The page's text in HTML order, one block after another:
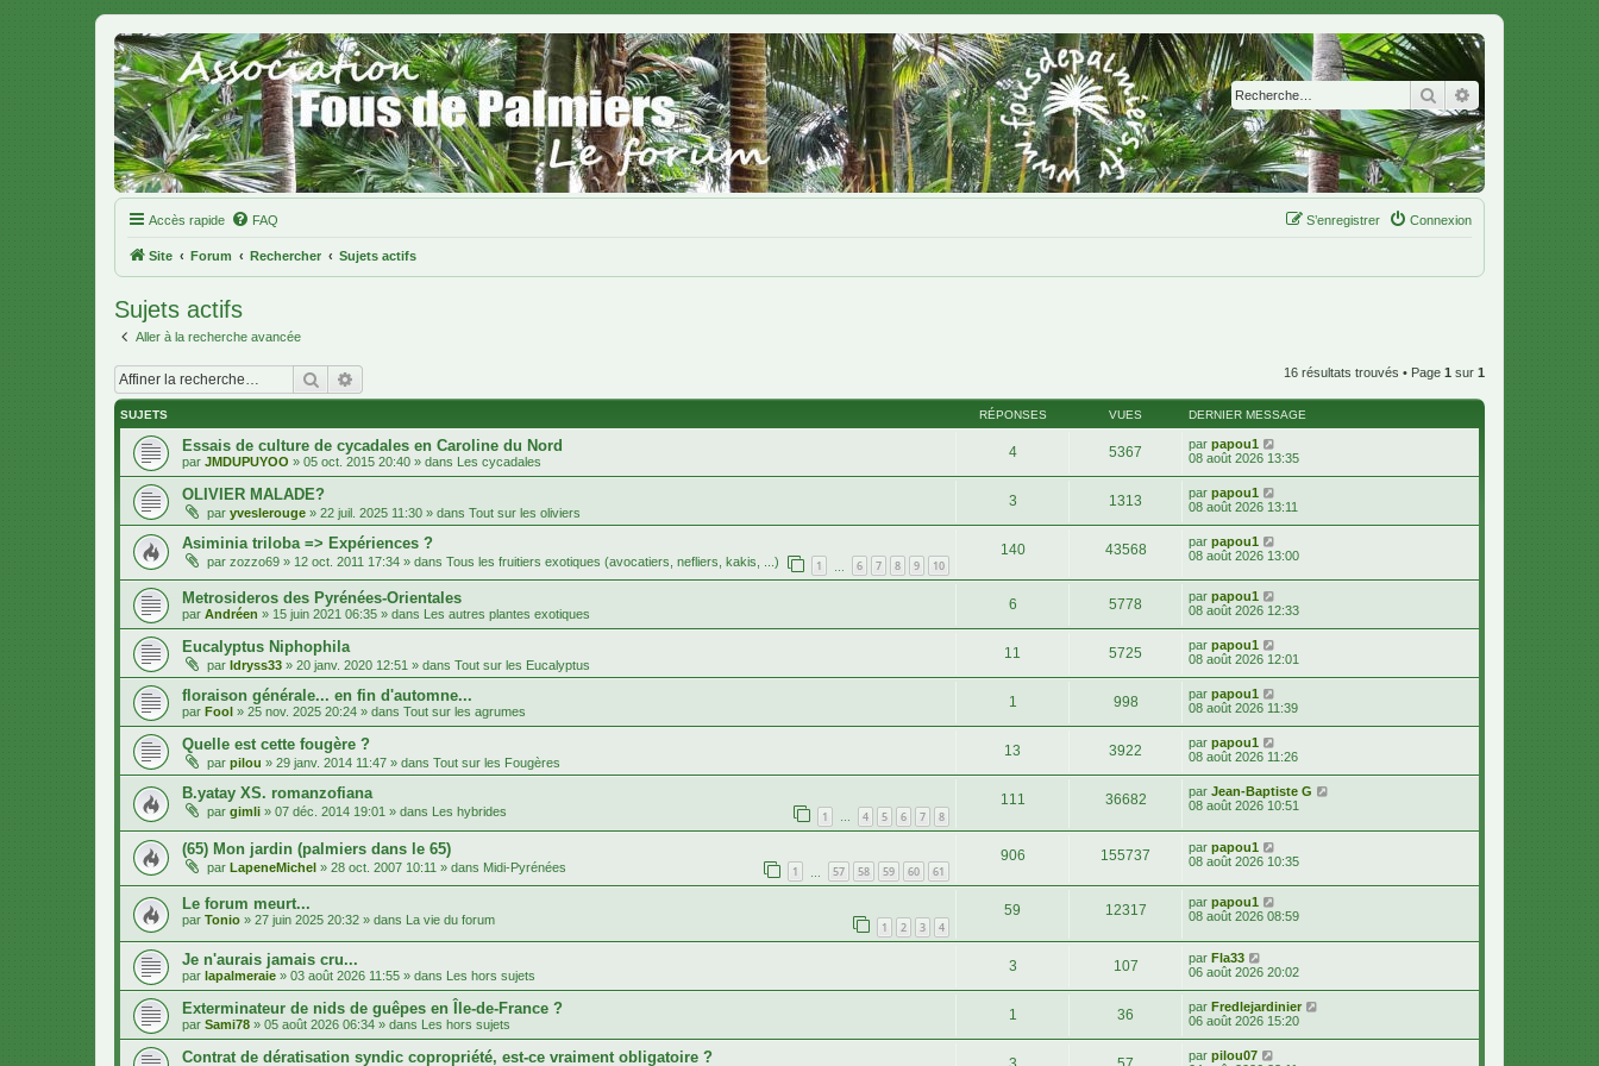
Rechercher
Accès rapide FAQ Connexion
S’enregistrer
Site Forum Rechercher Sujets actifs
Sujets actifs
Aller à la recherche avancée
Rechercher 16 résultats trouvés • Page 1 sur 1
SUJETS RÉPONSES VUES DERNIER MESSAGE
Essais de culture de cycadales en Caroline du Nord
par JMDUPUYOO » 05 oct. 2015 20:40 » dans Les cycadales
4 5367 par papou1
08 août 2026 13:35
OLIVIER MALADE?
par yveslerouge » 22 juil. 2025 11:30 » dans Tout sur les oliviers
3 1313 par papou1
08 août 2026 13:11
Asiminia triloba => Expériences ?
par zozzo69 » 12 oct. 2011 17:34 » dans Tous les fruitiers exotiques (avocatiers, nefliers, kakis, ...) 1 6 7 8 9 10
140 43568 par papou1
08 août 2026 13:00
Metrosideros des Pyrénées-Orientales
par Andréen » 15 juin 2021 06:35 » dans Les autres plantes exotiques
6 5778 par papou1
08 août 2026 12:33
Eucalyptus Niphophila
par Idryss33 » 20 janv. 2020 12:51 » dans Tout sur les Eucalyptus
11 5725 par papou1
08 août 2026 12:01
floraison générale... en fin d'automne...
par Fool » 25 nov. 2025 20:24 » dans Tout sur les agrumes
1 998 par papou1
08 août 2026 11:39
Quelle est cette fougère ?
par pilou » 29 janv. 2014 11:47 » dans Tout sur les Fougères
13 3922 par papou1
08 août 2026 11:26
B.yatay XS. romanzofiana
par gimli » 07 déc. 2014 19:01 » dans Les hybrides 1 … 4 5 6 7 8
111 36682 par Jean-Baptiste G
08 août 2026 10:51
(65) Mon jardin (palmiers dans le 65)
par LapeneMichel » 28 oct. 2007 10:11 » dans Midi-Pyrénées 1 57 58 59 60 61
906 155737 par papou1
08 août 2026 10:35
Le forum meurt...
par Tonio » 27 juin 2025 20:32 » dans La vie du forum 1 2 3 4
59 12317 par papou1
08 août 2026 08:59
Je n'aurais jamais cru...
par lapalmeraie » 03 août 2026 11:55 » dans Les hors sujets
3 107 par Fla33
06 août 2026 20:02
Exterminateur de nids de guêpes en Île-de-France ?
par Sami78 » 05 août 2026 06:34 » dans Les hors sujets
1 36 par Fredlejardinier
06 août 2026 15:20
Contrat de dératisation syndic copropriété, est-ce vraiment obligatoire ? par pilou07